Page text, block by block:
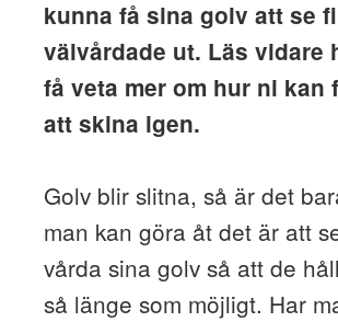
kunna få sina golv att se
välvårdade ut. Läs vidare
få veta mer om hur ni kan
att skina igen.
Golv blir slitna, så är det
man kan göra åt det är att
vårda sina golv så att de
så länge som möjligt. Har